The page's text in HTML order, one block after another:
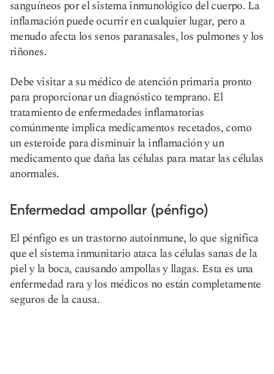
sanguíneos por el sistema inmunológico del cuerpo. La
inflamación puede ocurrir en cualquier lugar, pero a
menudo afecta los senos paranasales, los pulmones y los
riñones.
Debe visitar a su médico de atención primaria pronto
para proporcionar un diagnóstico temprano. El
tratamiento de enfermedades inflamatorias
comúnmente implica medicamentos recetados, como
un esteroide para disminuir la inflamación y un
medicamento que daña las células para matar las células
anormales.
Enfermedad ampollar (pénfigo)
El pénfigo es un trastorno autoinmune, lo que significa
que el sistema inmunitario ataca las células sanas de la
piel y la boca, causando ampollas y llagas. Esta es una
enfermedad rara y los médicos no están completamente
seguros de la causa.